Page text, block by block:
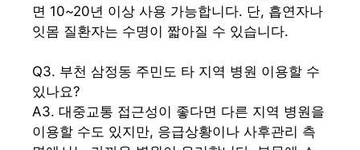
면 10~20년 이상 사용 가능합니다. 단, 흡연자나
잇몸 질환자는 수명이 짧아질 수 있습니다.
Q3. 부천 삼정동 주민도 타 지역 병원 이용할 수
있나요?
A3. 대중교통 접근성이 좋다면 다른 지역 병원을
이용할 수도 있지만, 응급상황이나 사후관리 측